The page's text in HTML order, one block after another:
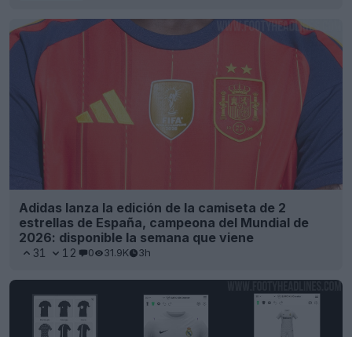
Adidas lanza la edición de la camiseta de 2
estrellas de España, campeona del Mundial de
2026: disponible la semana que viene
31 12 0 31.9K 3h